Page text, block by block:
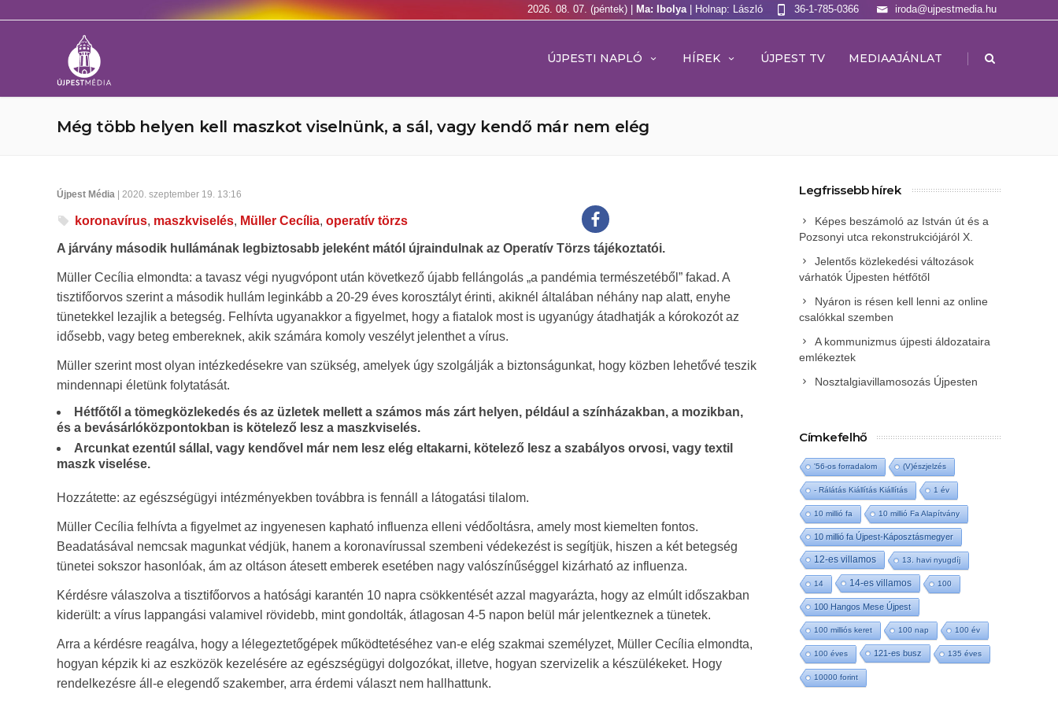
2026. 08. 07. (péntek) | Ma: Ibolya | Holnap: László iroda@ujpestmedia.hu
36-1-785-0366
ÚJPESTI NAPLÓ HÍREK ÚJPEST TV MEDIAAJÁNLAT |
Még több helyen kell maszkot viselnünk, a sál, vagy kendő már nem elég
Újpest Média | 2020. szeptember 19. 13:16
koronavírus, maszkviselés, Müller Cecília, operatív törzs
A járvány második hullámának legbiztosabb jeleként mától újraindulnak az Operatív Törzs tájékoztatói.
Müller Cecília elmondta: a tavasz végi nyugvópont után következő újabb fellángolás „a pandémia természetéből” fakad. A
tisztifőorvos szerint a második hullám leginkább a 20-29 éves korosztályt érinti, akiknél általában néhány nap alatt, enyhe
tünetekkel lezajlik a betegség. Felhívta ugyanakkor a figyelmet, hogy a fiatalok most is ugyanúgy átadhatják a kórokozót az
idősebb, vagy beteg embereknek, akik számára komoly veszélyt jelenthet a vírus.
Müller szerint most olyan intézkedésekre van szükség, amelyek úgy szolgálják a biztonságunkat, hogy közben lehetővé teszik
mindennapi életünk folytatását.
Hétfőtől a tömegközlekedés és az üzletek mellett a számos más zárt helyen, például a színházakban, a mozikban,
és a bevásárlóközpontokban is kötelező lesz a maszkviselés.
Arcunkat ezentúl sállal, vagy kendővel már nem lesz elég eltakarni, kötelező lesz a szabályos orvosi, vagy textil
maszk viselése.
Hozzátette: az egészségügyi intézményekben továbbra is fennáll a látogatási tilalom.
Müller Cecília felhívta a figyelmet az ingyenesen kapható influenza elleni védőoltásra, amely most kiemelten fontos.
Beadatásával nemcsak magunkat védjük, hanem a koronavírussal szembeni védekezést is segítjük, hiszen a két betegség
tünetei sokszor hasonlóak, ám az oltáson átesett emberek esetében nagy valószínűséggel kizárható az influenza.
Kérdésre válaszolva a tisztifőorvos a hatósági karantén 10 napra csökkentését azzal magyarázta, hogy az elmúlt időszakban
kiderült: a vírus lappangási valamivel rövidebb, mint gondolták, átlagosan 4-5 napon belül már jelentkeznek a tünetek.
Arra a kérdésre reagálva, hogy a lélegeztetőgépek működtetéséhez van-e elég szakmai személyzet, Müller Cecília elmondta,
hogyan képzik ki az eszközök kezelésére az egészségügyi dolgozókat, illetve, hogyan szervizelik a készülékeket. Hogy
rendelkezésre áll-e elegendő szakember, arra érdemi választ nem hallhattunk.
Legfrissebb hírek
Képes beszámoló az István út és a
Pozsonyi utca rekonstrukciójáról X.
Jelentős közlekedési változások
várhatók Újpesten hétfőtől
Nyáron is résen kell lenni az online
csalókkal szemben
A kommunizmus újpesti áldozataira
emlékeztek
Nosztalgiavillamosozás Újpesten
Címkefelhő
'56-os forradalom (V)észjelzés
- Rálátás Kiállítás Kiállítás 1 év
10 millió fa 10 millió Fa Alapítvány
10 millió fa Újpest-Káposztásmegyer
12-es villamos 13. havi nyugdíj
14 14-es villamos 100
100 Hangos Mese Újpest
100 milliós keret 100 nap 100 év
100 éves 121-es busz 135 éves
10000 forint